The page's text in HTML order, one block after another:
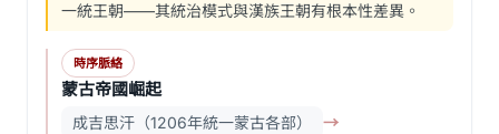
一統王朝——其統治模式與漢族王朝有根本性差異。
時序脈絡
蒙古帝國崛起
成吉思汗（1206年統一蒙古各部）
→